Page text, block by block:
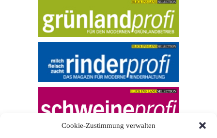
Cookie-Zustimmung verwalten